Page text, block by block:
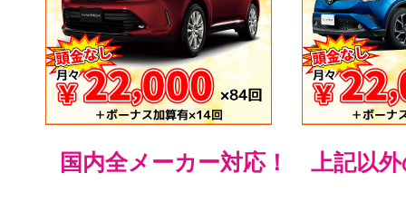
国内全メーカー対応！ 上記以